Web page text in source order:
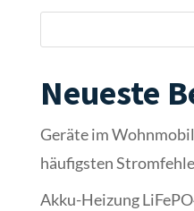
Neueste
Geräte im
häufigsten
Akku-Heizung